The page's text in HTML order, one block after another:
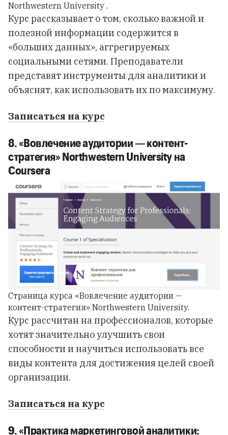
Northwestern University .
Курс рассказывает о том, сколько важной и
полезной информации содержится в
«больших данных», аггрегируемых
социальными сетями. Преподаватели
представят инструменты для аналитики и
объяснят, как использовать их по максимуму.
Записаться на курс
8. «Вовлечение аудитории — контент-
стратегия» Northwestern University на
Coursera
Страница курса «Вовлечение аудитории —
контент-стратегия» Northwestern University.
Курс рассчитан на профессионалов, которые
хотят значительно улучшить свои
способности и научиться использовать все
виды контента для достижения целей своей
организации.
Записаться на курс
9. «Практика маркетинговой аналитики: